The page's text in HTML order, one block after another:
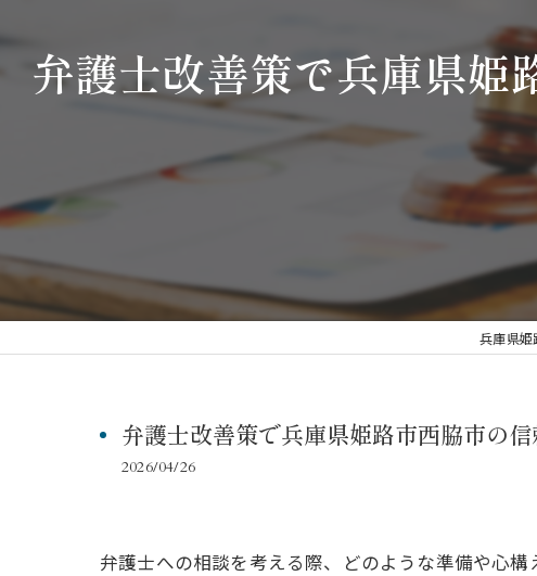
弁護士改善策で兵庫県姫
兵庫県姫
弁護士改善策で兵庫県姫路市西脇市の
2026/04/26
弁護士への相談を考える際、どのような準備や心